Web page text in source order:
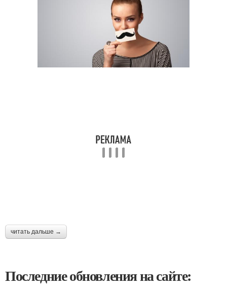
читать дальше →
Последние обновления на сайте: